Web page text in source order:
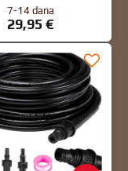
7-14 dana
29,95 €